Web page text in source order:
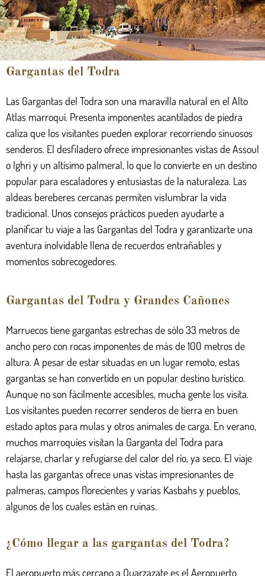
Gargantas del Todra
Las Gargantas del Todra son una maravilla natural en el Alto
Atlas marroquí. Presenta imponentes acantilados de piedra
caliza que los visitantes pueden explorar recorriendo sinuosos
senderos. El desfiladero ofrece impresionantes vistas de Assoul
o Ighri y un altísimo palmeral, lo que lo convierte en un destino
popular para escaladores y entusiastas de la naturaleza. Las
aldeas bereberes cercanas permiten vislumbrar la vida
tradicional. Unos consejos prácticos pueden ayudarte a
planificar tu viaje a las Gargantas del Todra y garantizarte una
aventura inolvidable llena de recuerdos entrañables y
momentos sobrecogedores.
Gargantas del Todra y Grandes Cañones
Marruecos tiene gargantas estrechas de sólo 33 metros de
ancho pero con rocas imponentes de más de 100 metros de
altura. A pesar de estar situadas en un lugar remoto, estas
gargantas se han convertido en un popular destino turístico.
Aunque no son fácilmente accesibles, mucha gente los visita.
Los visitantes pueden recorrer senderos de tierra en buen
estado aptos para mulas y otros animales de carga. En verano,
muchos marroquíes visitan la Garganta del Todra para
relajarse, charlar y refugiarse del calor del río, ya seco. El viaje
hasta las gargantas ofrece unas vistas impresionantes de
palmeras, campos florecientes y varias Kasbahs y pueblos,
algunos de los cuales están en ruinas.
¿Cómo llegar a las gargantas del Todra?
El aeropuerto más cercano a Ouarzazate es el Aeropuerto